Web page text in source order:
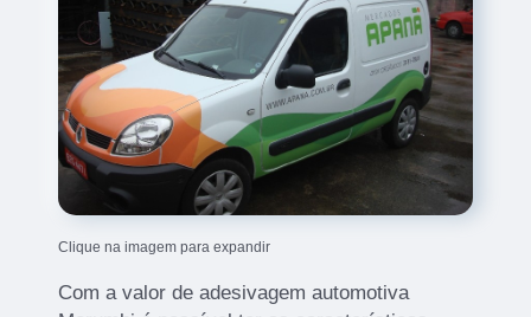
Clique na imagem para expandir
Com a valor de adesivagem automotiva